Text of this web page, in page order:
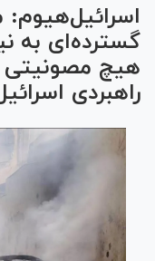
گسترده‌ای به
هیچ مصونیتی
راهبردی